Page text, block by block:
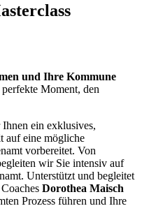
und Ihre Kommune
Moment, den
ein exklusives,
auf eine mögliche
vorbereitet. Von
wir Sie intensiv auf
Unterstützt und begleitet
Dorothea Maisch
Prozess führen und Ihre